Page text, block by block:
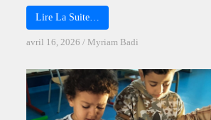
Lire La Suite…
avril 16, 2026 / Myriam Badi